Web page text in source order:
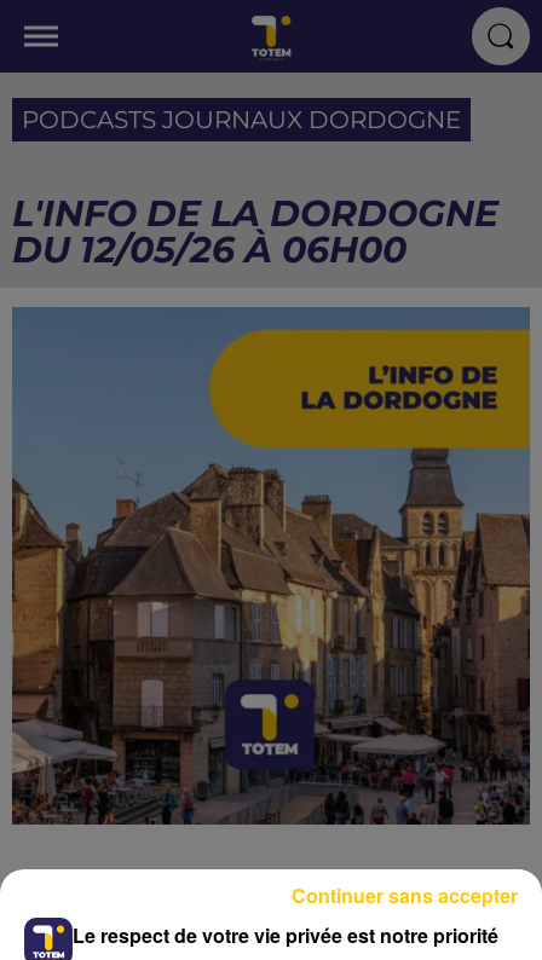
PODCASTS JOURNAUX DORDOGNE
L'INFO DE LA DORDOGNE
DU 12/05/26 À 06H00
Le respect de votre vie privée est notre priorité
Continuer sans accepter